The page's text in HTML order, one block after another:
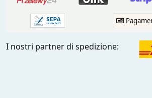
I nostri partner di spedizione: